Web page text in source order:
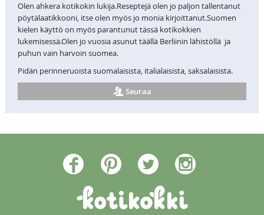
Olen ahkera kotikokin lukija.Reseptejä olen jo paljon tallentanut
pöytälaatikkooni, itse olen myös jo monia kirjoittanut.Suomen
kielen käyttö on myös parantunut tässä kotikokkien
lukemisessä.Olen jo vuosia asunut täällä Berliinin lähistöllä ja
puhun vain harvoin suomea.
Pidän perinneruoista suomalaisista, italialaisista, saksalaisista.
Seuraa